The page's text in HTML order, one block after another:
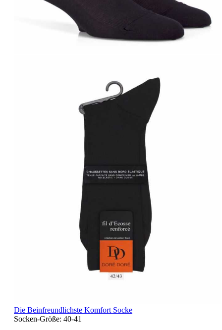
Die Beinfreundlichste Komfort Socke
Socken-Größe: 40-41